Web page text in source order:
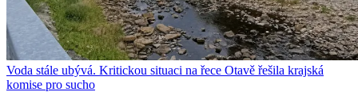
Voda stále ubývá. Kritickou situaci na řece Otavě řešila krajská
komise pro sucho